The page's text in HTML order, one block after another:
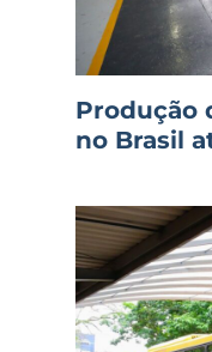
Produção
no Brasil